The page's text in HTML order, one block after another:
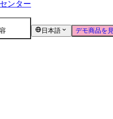
ンター
日本語 デモ商品を